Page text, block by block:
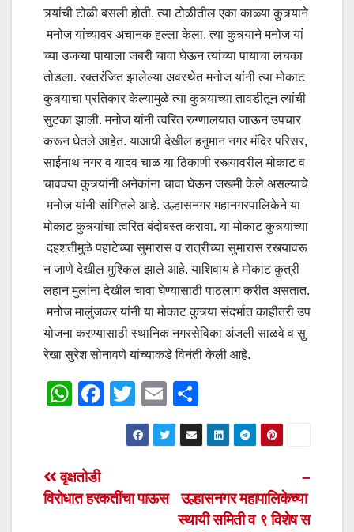
त्र्यांची टोळी बसली होती. त्या टोळीतील एका काळ्या कुत्र्याने
मनोज यांच्यावर अचानक हल्ला केला. त्या कुत्र्याने मनोज यां
च्या उजव्या पायाला जबरी चावा घेऊन त्यांच्या पायाचा लचका
तोडला. रक्तरंजित झालेल्या अवस्थेत मनोज यांनी त्या मोकाट
कुत्र्याचा प्रतिकार केल्यामुळे त्या कुत्र्याच्या तावडीतून त्यांची
सुटका झाली. मनोज यांनी त्वरित रुग्णालयात जाऊन उपचार
करून घेतले आहेत. याआधी देखील हनुमान नगर मंदिर परिसर,
साईनाथ नगर व यादव चाळ या ठिकाणी रस्त्यावरील मोकाट व
चावक्या कुत्र्यांनी अनेकांना चावा घेऊन जखमी केले असल्याचे
मनोज यांनी सांगितले आहे. उल्हासनगर महानगरपालिकेने या
मोकाट कुत्र्यांचा त्वरित बंदोबस्त करावा. या मोकाट कुत्र्यांच्या
दहशतीमुळे पहाटेच्या सुमारास व रात्रीच्या सुमारास रस्त्यावरू
न जाणे देखील मुश्किल झाले आहे. याशिवाय हे मोकाट कुत्री
लहान मुलांना देखील चावा घेण्यासाठी पाठलाग करीत असतात.
मनोज मालुंजकर यांनी या मोकाट कुत्र्या संदर्भात काहीतरी उप
योजना करण्यासाठी स्थानिक नगरसेविका अंजली साळवे व सु
रेखा सुरेश सोनावणे यांच्याकडे विनंती केली आहे.
W
s
A
F
b
T
wi
tt
E
m
ail
h
ar
Post
navigation
–
उल्हासनगर महापालिकेच्या
स्थायी समिती व ९ विशेष स
वृक्षतोडी
विरोधात हरकतींचा पाऊस